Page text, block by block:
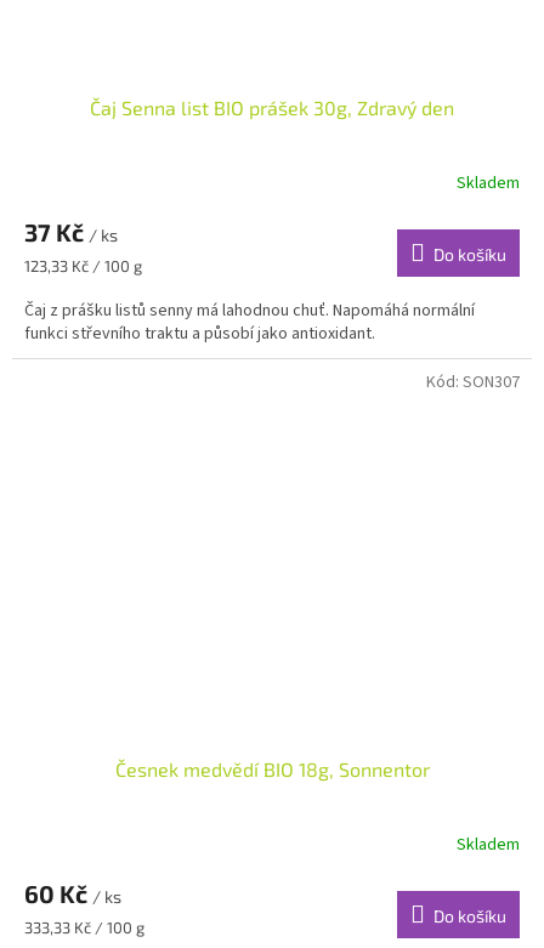
Čaj Senna list BIO prášek 30g, Zdravý den
Skladem
37 Kč / ks
Měrná
123,33 Kč / 100 g
Do košíku
Čaj z prášku listů senny má lahodnou chuť. Napomáhá normální
funkci střevního traktu a působí jako antioxidant.
Česnek medvědí BIO 18g, Sonnentor
Skladem
60 Kč / ks
Měrná
333,33 Kč / 100 g
Do košíku
Kód: SON307